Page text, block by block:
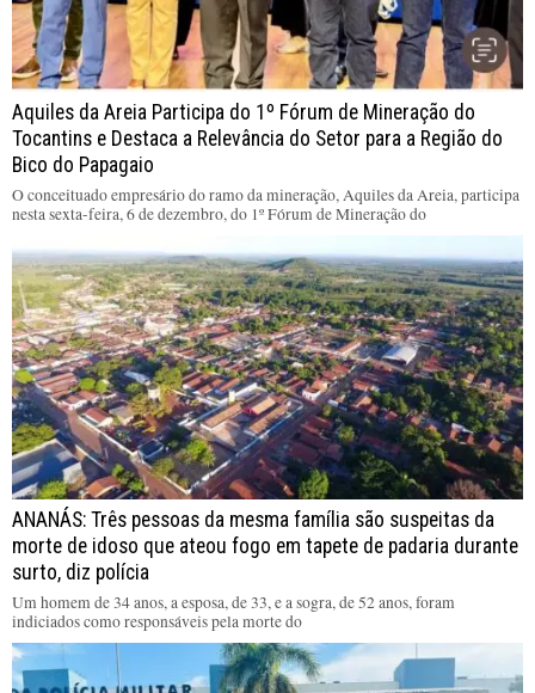
Aquiles da Areia Participa do 1º Fórum de Mineração do
Tocantins e Destaca a Relevância do Setor para a Região do
Bico do Papagaio
O conceituado empresário do ramo da mineração, Aquiles da Areia, participa
nesta sexta-feira, 6 de dezembro, do 1º Fórum de Mineração do
ANANÁS: Três pessoas da mesma família são suspeitas da
morte de idoso que ateou fogo em tapete de padaria durante
surto, diz polícia
Um homem de 34 anos, a esposa, de 33, e a sogra, de 52 anos, foram
indiciados como responsáveis pela morte do